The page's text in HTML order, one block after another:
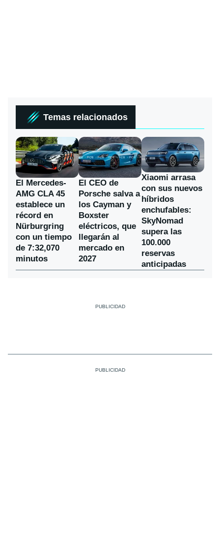
Temas relacionados
El Mercedes-
AMG CLA 45
establece un
récord en
Nürburgring
con un tiempo
de 7:32,070
minutos
El CEO de
Porsche salva a
los Cayman y
Boxster
eléctricos, que
llegarán al
mercado en
2027
Xiaomi arrasa
con sus nuevos
híbridos
enchufables:
SkyNomad
supera las
100.000
reservas
anticipadas